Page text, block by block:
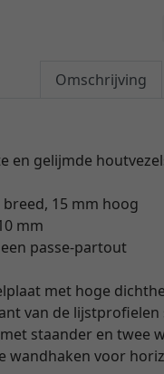
Omschrijving
en gelijmde
15 mm hoog
mm
passe-partout
met hoge
van de
staander en twee
wandhaken voor